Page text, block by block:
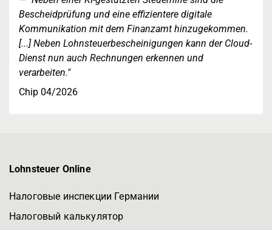
Bescheidprüfung und eine effizientere digitale
Kommunikation mit dem Finanzamt hinzugekommen.
[...] Neben Lohnsteuerbescheinigungen kann der Cloud-
Dienst nun auch Rechnungen erkennen und
verarbeiten."
Chip 04/2026
Lohnsteuer Online
Налоговые инспекции Германии
Налоговый калькулятор